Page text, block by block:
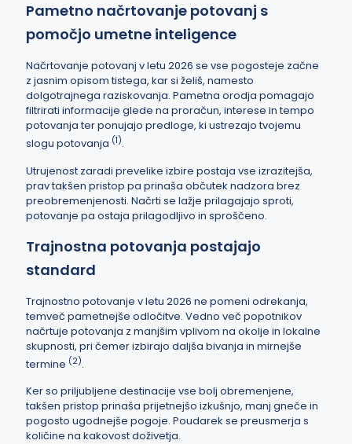
Pametno načrtovanje potovanj s
pomočjo umetne inteligence
Načrtovanje potovanj v letu 2026 se vse pogosteje začne
z jasnim opisom tistega, kar si želiš, namesto
dolgotrajnega raziskovanja. Pametna orodja pomagajo
filtrirati informacije glede na proračun, interese in tempo
potovanja ter ponujajo predloge, ki ustrezajo tvojemu
slogu potovanja (1).
Utrujenost zaradi prevelike izbire postaja vse izrazitejša,
prav takšen pristop pa prinaša občutek nadzora brez
preobremenjenosti. Načrti se lažje prilagajajo sproti,
potovanje pa ostaja prilagodljivo in sproščeno.
Trajnostna potovanja postajajo
standard
Trajnostno potovanje v letu 2026 ne pomeni odrekanja,
temveč pametnejše odločitve. Vedno več popotnikov
načrtuje potovanja z manjšim vplivom na okolje in lokalne
skupnosti, pri čemer izbirajo daljša bivanja in mirnejše
termine (2).
Ker so priljubljene destinacije vse bolj obremenjene,
takšen pristop prinaša prijetnejšo izkušnjo, manj gneče in
pogosto ugodnejše pogoje. Poudarek se preusmerja s
količine na kakovost doživetja.